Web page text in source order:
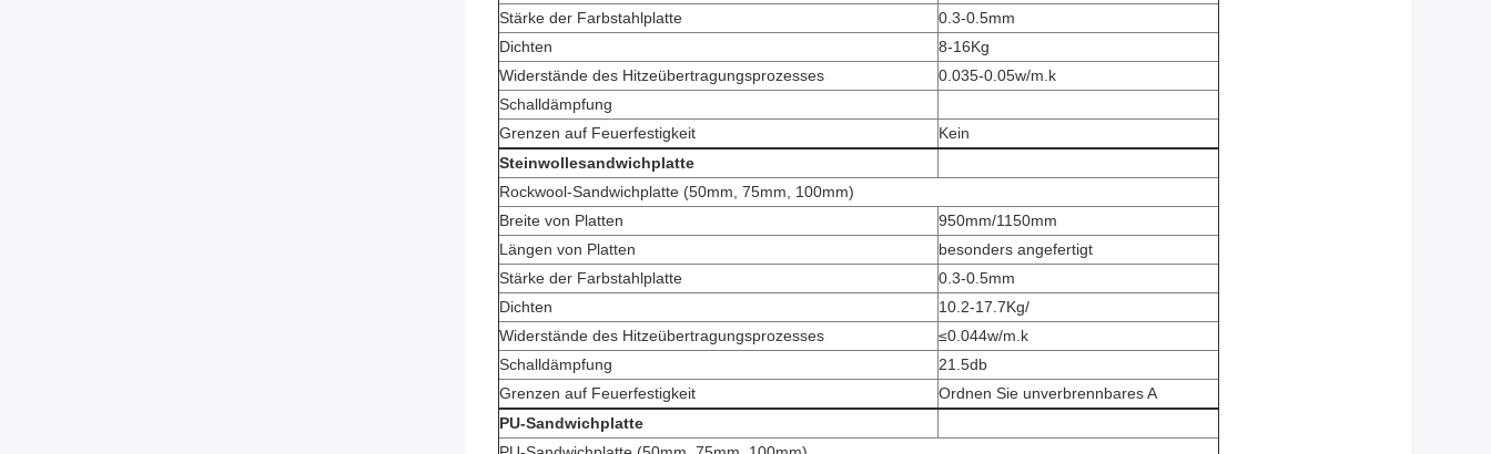
Stärke der Farbstahlplatte
0.3-0.5mm
Dichten
8-16Kg
Widerstände des Hitzeübertragungsprozesses
0.035-0.05w/m.k
Schalldämpfung
Grenzen auf Feuerfestigkeit
Kein
Steinwollesandwichplatte
Rockwool-Sandwichplatte (50mm, 75mm, 100mm)
Breite von Platten
950mm/1150mm
Längen von Platten
besonders angefertigt
Stärke der Farbstahlplatte
0.3-0.5mm
Dichten
10.2-17.7Kg/
Widerstände des Hitzeübertragungsprozesses
≤0.044w/m.k
Schalldämpfung
21.5db
Grenzen auf Feuerfestigkeit
Ordnen Sie unverbrennbares A
PU-Sandwichplatte